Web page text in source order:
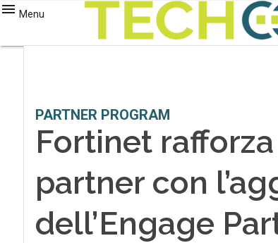
Menu
PARTNER PROGRAM
Fortinet
partner con
dell’Engage